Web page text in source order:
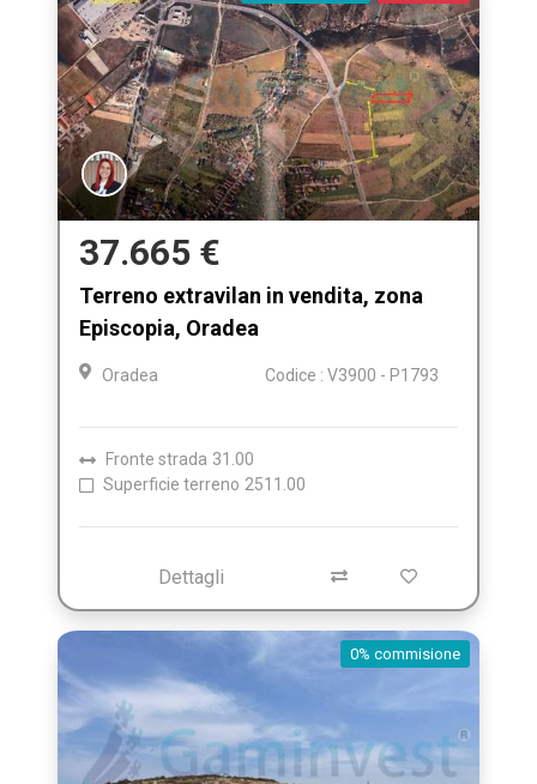
37.665 €
Terreno extravilan in vendita, zona
Episcopia, Oradea
Oradea Codice : V3900 - P1793
Fronte strada 31.00
Superficie terreno 2511.00
Dettagli
0% commisione